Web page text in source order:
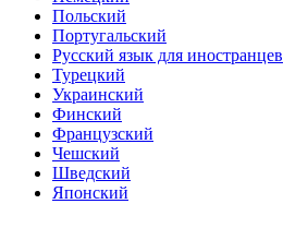
Польский
Португальский
Русский язык для иностранцев
Турецкий
Украинский
Финский
Французский
Чешский
Шведский
Японский